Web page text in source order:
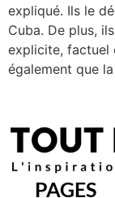
expliqué. Ils le
Cuba. De plus,
explicite, factuel
également que
PAGES